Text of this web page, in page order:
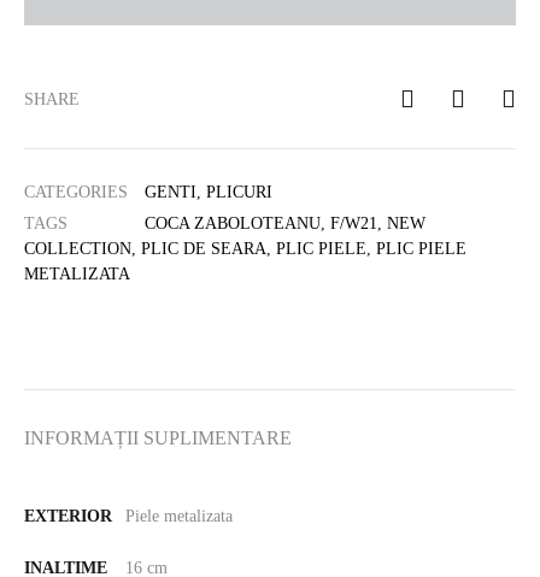
SHARE
CATEGORIES GENTI, PLICURI
TAGS
COCA ZABOLOTEANU, F/W21, NEW
COLLECTION, PLIC DE SEARA, PLIC PIELE, PLIC PIELE
METALIZATA
INFORMAȚII SUPLIMENTARE
EXTERIOR Piele metalizata
INALTIME 16 cm